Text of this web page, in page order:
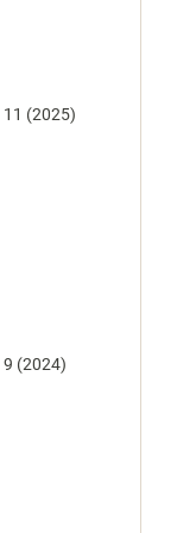
11 (2025)
9 (2024)